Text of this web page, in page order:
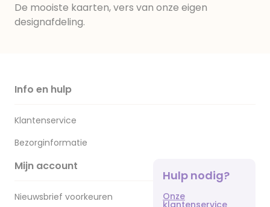
De mooiste kaarten, vers van onze eigen
designafdeling.
Info en hulp
Klantenservice
Bezorginformatie
Mijn account
Nieuwsbrief voorkeuren
Hulp nodig?
Onze
klantenservice